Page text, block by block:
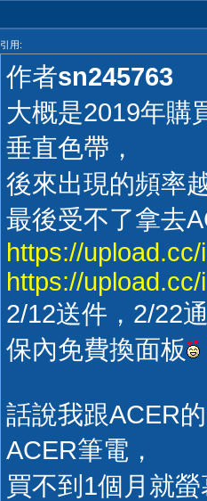
引用:
作者sn245763
大概是2019年購
垂直色帶，
後來出現的頻率
最後受不了拿去
https://
https://
2/12送件，2/22
保內免費換面板
話說我跟ACER
ACER筆電，
買不到1個月就